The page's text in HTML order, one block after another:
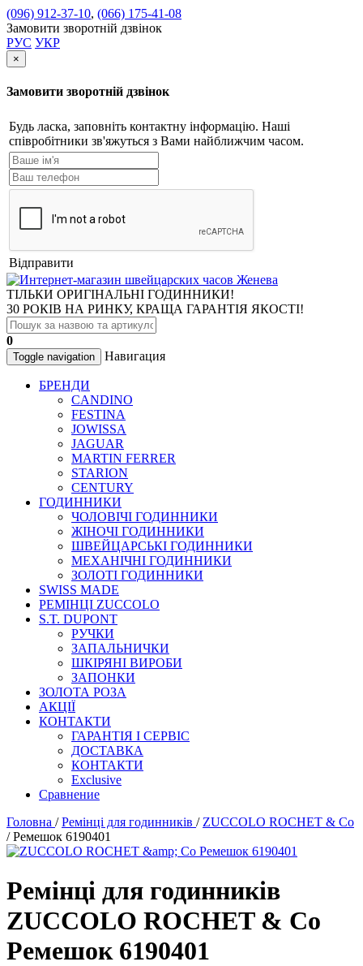
(096) 912-37-10, (066) 175-41-08
Замовити зворотній дзвінок
РУС УКР
×
Замовити зворотній дзвінок
Будь ласка, заповніть контактну інформацію. Наші
співробітники зв'яжуться з Вами найближчим часом.
Відправити
ТІЛЬКИ ОРИГІНАЛЬНІ ГОДИННИКИ!
30 РОКІВ НА РИНКУ, КРАЩА ГАРАНТІЯ ЯКОСТІ!
0
Toggle navigation Навигация
БРЕНДИ
CANDINO
FESTINA
JOWISSA
JAGUAR
MARTIN FERRER
STARION
CENTURY
ГОДИННИКИ
ЧОЛОВІЧІ ГОДИННИКИ
ЖІНОЧІ ГОДИННИКИ
ШВЕЙЦАРСЬКІ ГОДИННИКИ
МЕХАНІЧНІ ГОДИННИКИ
ЗОЛОТІ ГОДИННИКИ
SWISS MADE
РЕМІНЦІ ZUCCOLO
S.T. DUPONT
РУЧКИ
ЗАПАЛЬНИЧКИ
ШКІРЯНІ ВИРОБИ
ЗАПОНКИ
ЗОЛОТА РОЗА
АКЦІЇ
КОНТАКТИ
ГАРАНТІЯ І СЕРВІС
ДОСТАВКА
КОНТАКТИ
Exclusive
Сравнение
Головна /Ремінці для годинників / ZUCCOLO ROCHET & Cо
/ Ремешок 6190401
Ремінці для годинників
ZUCCOLO ROCHET & Cо
Ремешок 6190401